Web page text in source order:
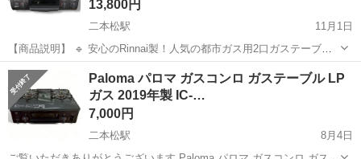
13,800円
二本松駅
11月1日
【商品説明】 🔹 安心のRinnai製！人気の都市ガス用2口ガステーブル
リンナイの2022年製ガステーブル「KSR563BK」です。左右どちらも
強火力対応、グリルは便利な水無し片面焼きタイプ。自動消火機能付
きで、安全面も安...
福島 二本松駅 調理器具 KSR
Paloma パロマ ガスコンロ ガステーブル LP
ガス 2019年製 IC-…
7,000円
二本松駅
8月4日